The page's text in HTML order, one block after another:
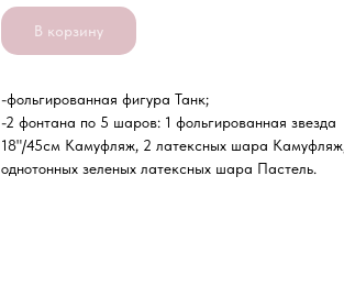
В корзину
-фольгированная фигура Танк;
-2 фонтана по 5 шаров: 1 фольгированная звезда
18"/45см Камуфляж, 2 латексных шара
однотонных зеленых латексных шара Пастель.